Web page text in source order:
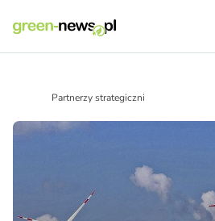
Partnerzy strategiczni